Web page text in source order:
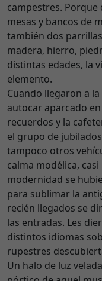
campestres. Porque
mesas y bancos de
también dos
madera, hierro,
distintas edades, la
elemento.
Cuando llegaron a
autocar aparcado
recuerdos y la
el grupo de
tampoco otros
calma modélica,
modernidad se
para sublimar la
recién llegados se
las entradas. Les
distintos idiomas
rupestres
Un halo de luz